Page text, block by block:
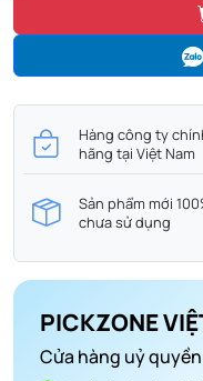
Hàng công ty
hãng tại Việt Nam
Sản phẩm mới
chưa sử dụng
PICKZONE
Cửa hàng uỷ